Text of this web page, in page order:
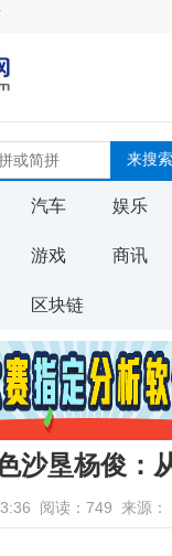
汽车 娱乐
游戏 商讯
区块链
沙垦杨俊：
阅读：749 来源：